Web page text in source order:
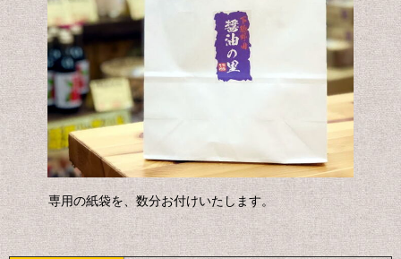
専用の紙袋を、数分お付けいたします。